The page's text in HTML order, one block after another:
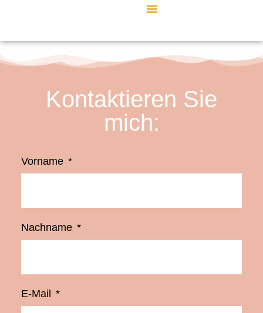
Kontaktieren Sie
mich:
Vorname
Nachname
E-Mail